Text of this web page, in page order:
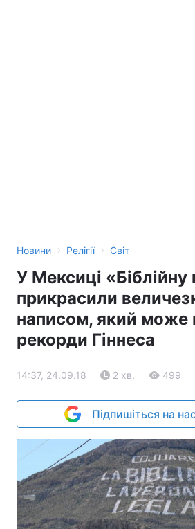
Новини › Релігії › Світ
У Мексиці «Біблійну
прикрасили
написом, який може
рекорди Гіннеса
14:37, 24.09.18 2 хв. 499
Підпишіться на